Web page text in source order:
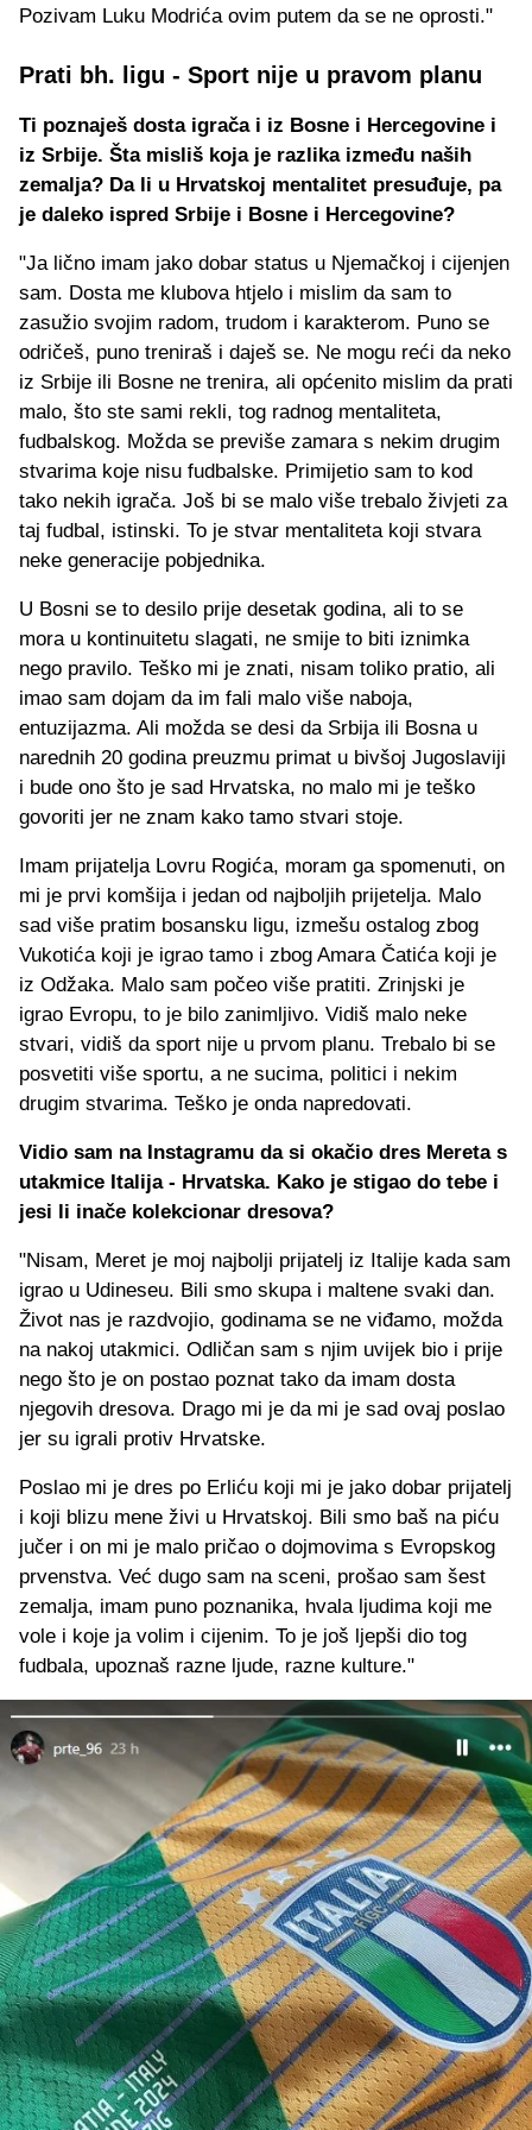
Pozivam Luku Modrića ovim putem da se ne oprosti."
Prati bh. ligu - Sport nije u pravom planu
Ti poznaješ dosta igrača i iz Bosne i Hercegovine i
iz Srbije. Šta misliš koja je razlika između naših
zemalja? Da li u Hrvatskoj mentalitet presuđuje, pa
je daleko ispred Srbije i Bosne i Hercegovine?
"Ja lično imam jako dobar status u Njemačkoj i cijenjen
sam. Dosta me klubova htjelo i mislim da sam to
zasužio svojim radom, trudom i karakterom. Puno se
odričeš, puno treniraš i daješ se. Ne mogu reći da neko
iz Srbije ili Bosne ne trenira, ali općenito mislim da prati
malo, što ste sami rekli, tog radnog mentaliteta,
fudbalskog. Možda se previše zamara s nekim drugim
stvarima koje nisu fudbalske. Primijetio sam to kod
tako nekih igrača. Još bi se malo više trebalo živjeti za
taj fudbal, istinski. To je stvar mentaliteta koji stvara
neke generacije pobjednika.
U Bosni se to desilo prije desetak godina, ali to se
mora u kontinuitetu slagati, ne smije to biti iznimka
nego pravilo. Teško mi je znati, nisam toliko pratio, ali
imao sam dojam da im fali malo više naboja,
entuzijazma. Ali možda se desi da Srbija ili Bosna u
narednih 20 godina preuzmu primat u bivšoj Jugoslaviji
i bude ono što je sad Hrvatska, no malo mi je teško
govoriti jer ne znam kako tamo stvari stoje.
Imam prijatelja Lovru Rogića, moram ga spomenuti, on
mi je prvi komšija i jedan od najboljih prijetelja. Malo
sad više pratim bosansku ligu, izmešu ostalog zbog
Vukotića koji je igrao tamo i zbog Amara Čatića koji je
iz Odžaka. Malo sam počeo više pratiti. Zrinjski je
igrao Evropu, to je bilo zanimljivo. Vidiš malo neke
stvari, vidiš da sport nije u prvom planu. Trebalo bi se
posvetiti više sportu, a ne sucima, politici i nekim
drugim stvarima. Teško je onda napredovati.
Vidio sam na Instagramu da si okačio dres Mereta s
utakmice Italija - Hrvatska. Kako je stigao do tebe i
jesi li inače kolekcionar dresova?
"Nisam, Meret je moj najbolji prijatelj iz Italije kada sam
igrao u Udineseu. Bili smo skupa i maltene svaki dan.
Život nas je razdvojio, godinama se ne viđamo, možda
na nakoj utakmici. Odličan sam s njim uvijek bio i prije
nego što je on postao poznat tako da imam dosta
njegovih dresova. Drago mi je da mi je sad ovaj poslao
jer su igrali protiv Hrvatske.
Poslao mi je dres po Erliću koji mi je jako dobar prijatelj
i koji blizu mene živi u Hrvatskoj. Bili smo baš na piću
jučer i on mi je malo pričao o dojmovima s Evropskog
prvenstva. Već dugo sam na sceni, prošao sam šest
zemalja, imam puno poznanika, hvala ljudima koji me
vole i koje ja volim i cijenim. To je još ljepši dio tog
fudbala, upoznaš razne ljude, razne kulture."